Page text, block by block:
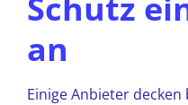
an
Einige Anbieter